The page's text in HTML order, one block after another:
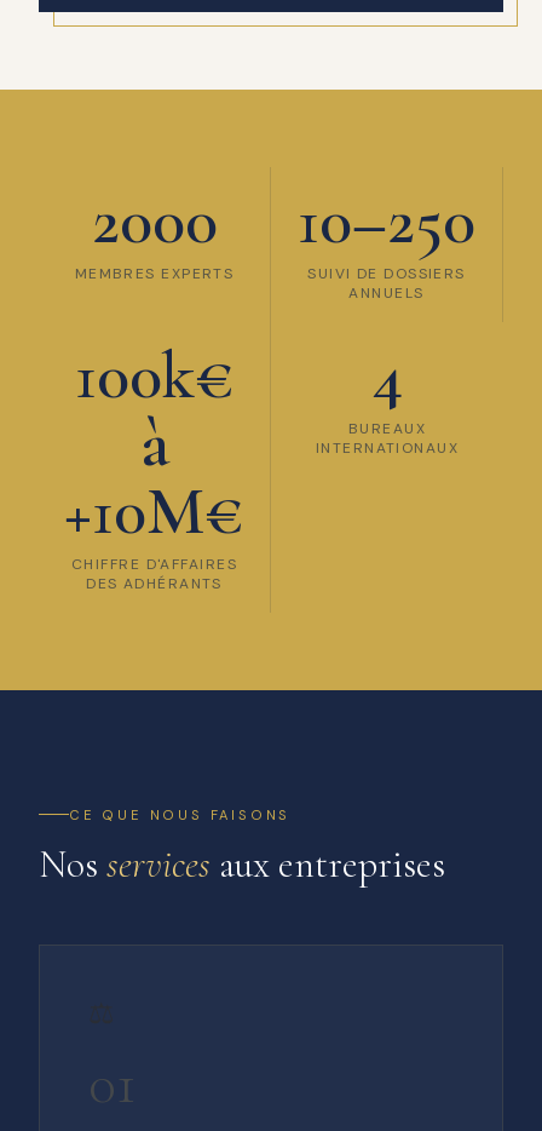
2000
MEMBRES EXPERTS
10–250
SUIVI DE DOSSIERS
ANNUELS
100k€
à
+10M€
CHIFFRE D'AFFAIRES
DES ADHÉRANTS
4
BUREAUX
INTERNATIONAUX
CE QUE NOUS FAISONS
Nos services aux entreprises
01